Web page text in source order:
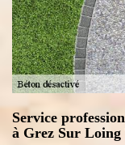
Service
à Grez Sur Loing